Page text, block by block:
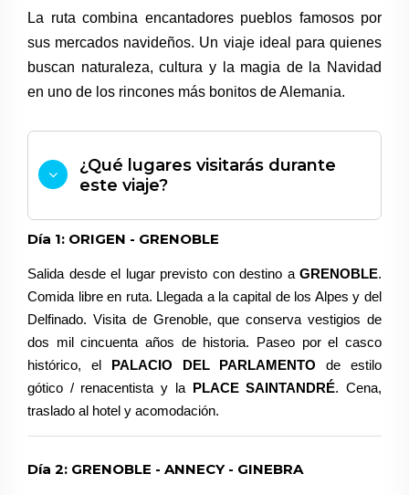
La ruta combina encantadores pueblos famosos por
sus mercados navideños. Un viaje ideal para quienes
buscan naturaleza, cultura y la magia de la Navidad
en uno de los rincones más bonitos de Alemania.
¿Qué lugares visitarás durante
este viaje?
Día 1: ORIGEN - GRENOBLE
Salida desde el lugar previsto con destino a GRENOBLE.
Comida libre en ruta. Llegada a la capital de los Alpes y del
Delfinado. Visita de Grenoble, que conserva vestigios de
dos mil cincuenta años de historia. Paseo por el casco
histórico, el PALACIO DEL PARLAMENTO de estilo
gótico / renacentista y la PLACE SAINTANDRÉ. Cena,
traslado al hotel y acomodación.
Día 2: GRENOBLE - ANNECY - GINEBRA